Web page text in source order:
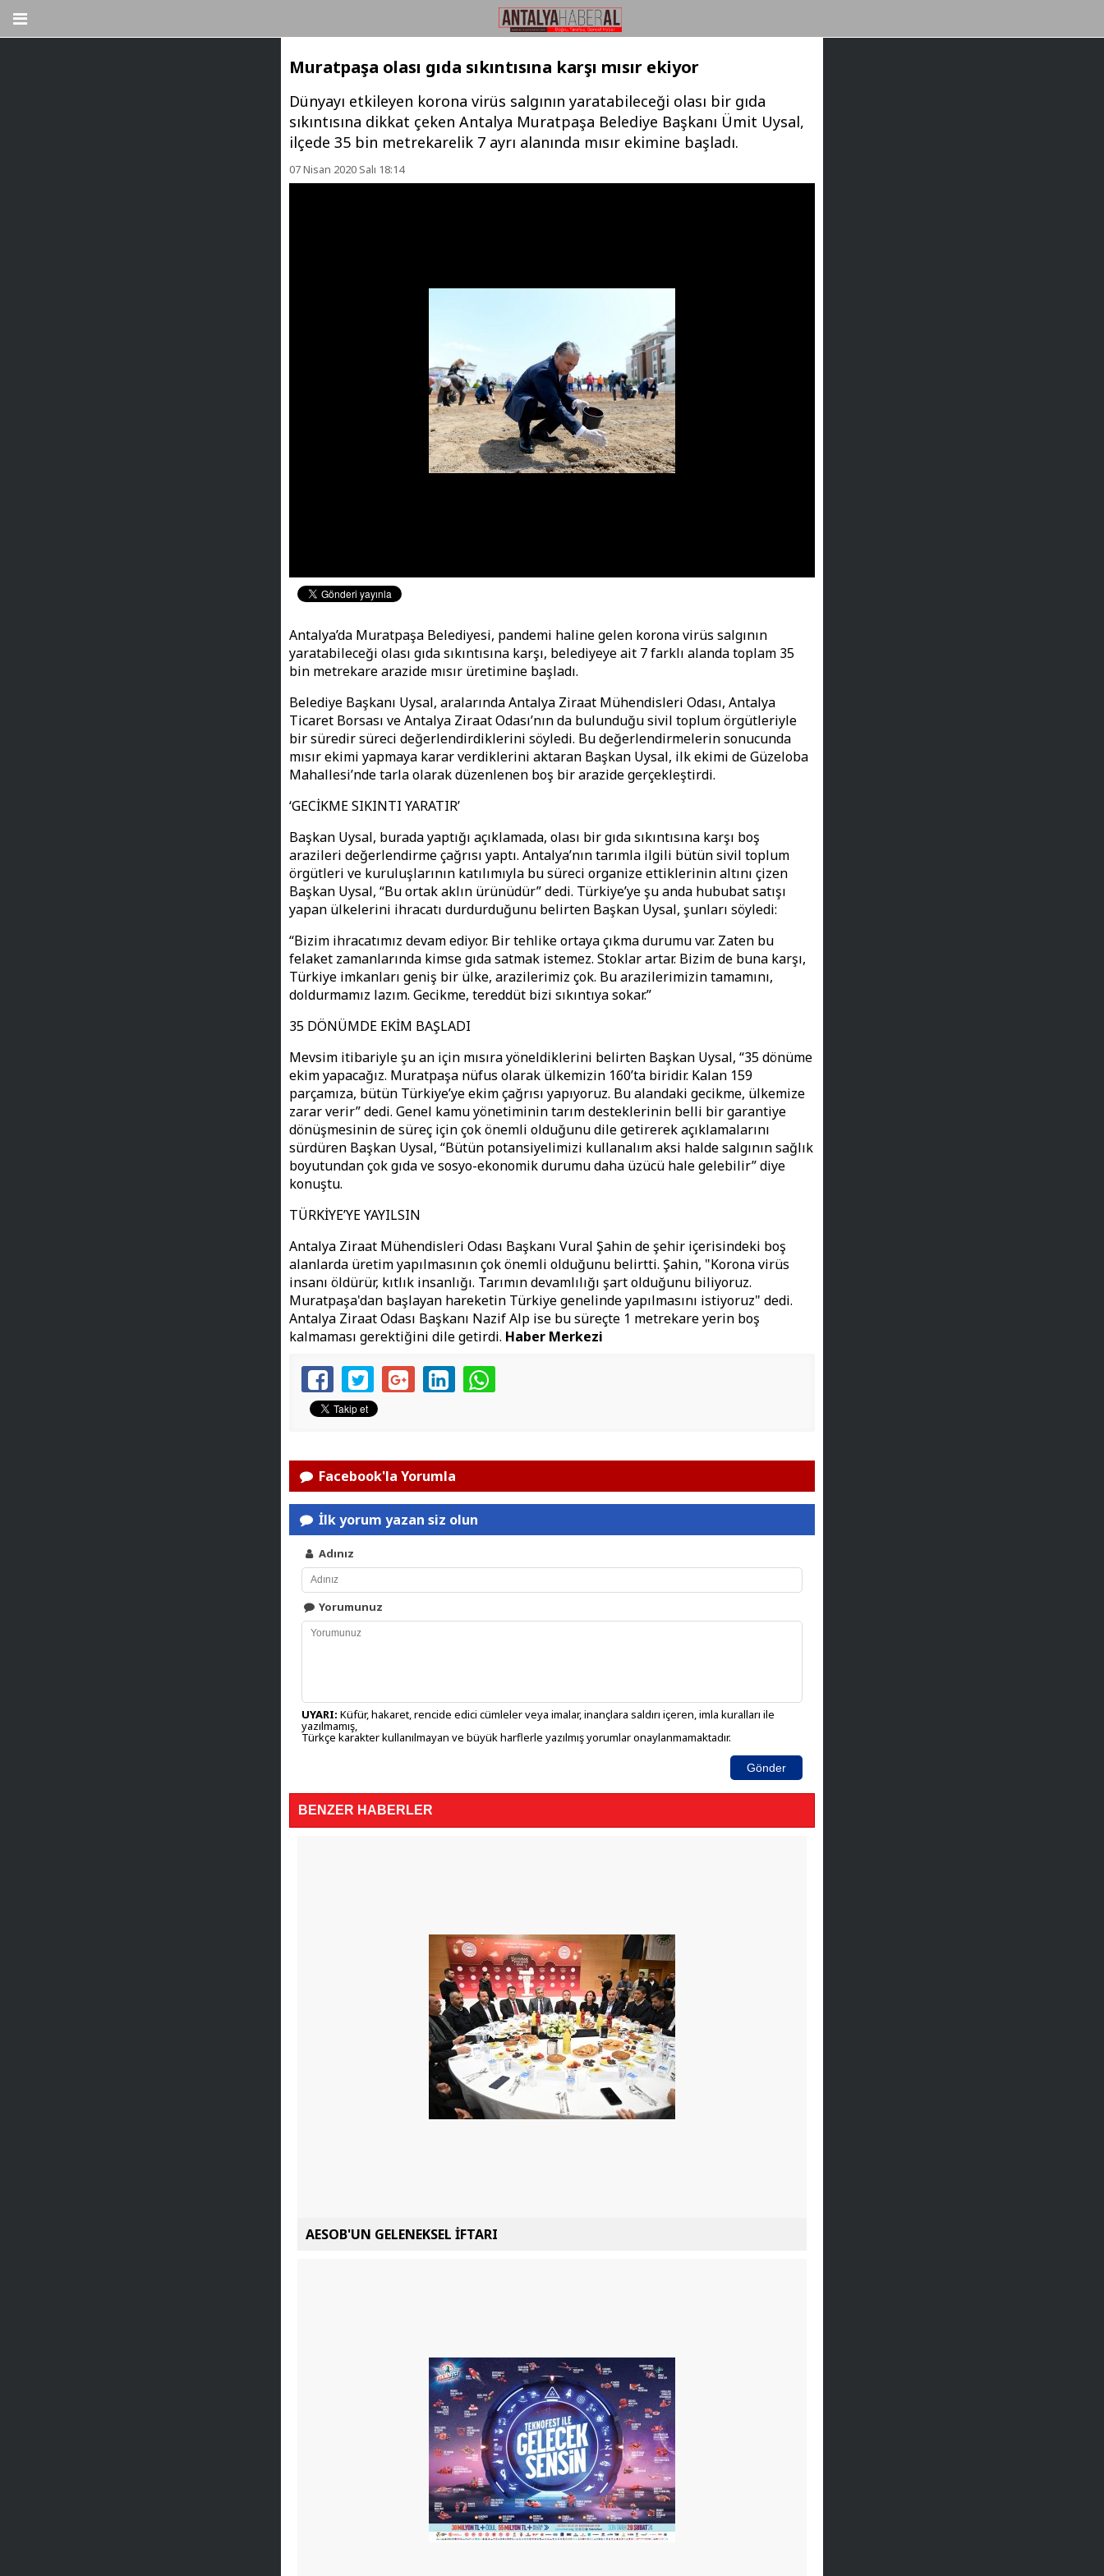
Muratpaşa olası gıda sıkıntısına karşı mısır ekiyor
Dünyayı etkileyen korona virüs salgının yaratabileceği olası bir gıda
sıkıntısına dikkat çeken Antalya Muratpaşa Belediye Başkanı Ümit Uysal,
ilçede 35 bin metrekarelik 7 ayrı alanında mısır ekimine başladı.
07 Nisan 2020 Salı 18:14
Antalya’da Muratpaşa Belediyesi, pandemi haline gelen korona virüs salgının
yaratabileceği olası gıda sıkıntısına karşı, belediyeye ait 7 farklı alanda toplam 35
bin metrekare arazide mısır üretimine başladı.
Belediye Başkanı Uysal, aralarında Antalya Ziraat Mühendisleri Odası, Antalya
Ticaret Borsası ve Antalya Ziraat Odası’nın da bulunduğu sivil toplum örgütleriyle
bir süredir süreci değerlendirdiklerini söyledi. Bu değerlendirmelerin sonucunda
mısır ekimi yapmaya karar verdiklerini aktaran Başkan Uysal, ilk ekimi de Güzeloba
Mahallesi’nde tarla olarak düzenlenen boş bir arazide gerçekleştirdi.
‘GECİKME SIKINTI YARATIR’
Başkan Uysal, burada yaptığı açıklamada, olası bir gıda sıkıntısına karşı boş
arazileri değerlendirme çağrısı yaptı. Antalya’nın tarımla ilgili bütün sivil toplum
örgütleri ve kuruluşlarının katılımıyla bu süreci organize ettiklerinin altını çizen
Başkan Uysal, “Bu ortak aklın ürünüdür” dedi. Türkiye’ye şu anda hububat satışı
yapan ülkelerini ihracatı durdurduğunu belirten Başkan Uysal, şunları söyledi:
“Bizim ihracatımız devam ediyor. Bir tehlike ortaya çıkma durumu var. Zaten bu
felaket zamanlarında kimse gıda satmak istemez. Stoklar artar. Bizim de buna karşı,
Türkiye imkanları geniş bir ülke, arazilerimiz çok. Bu arazilerimizin tamamını,
doldurmamız lazım. Gecikme, tereddüt bizi sıkıntıya sokar.”
35 DÖNÜMDE EKİM BAŞLADI
Mevsim itibariyle şu an için mısıra yöneldiklerini belirten Başkan Uysal, “35 dönüme
ekim yapacağız. Muratpaşa nüfus olarak ülkemizin 160’ta biridir. Kalan 159
parçamıza, bütün Türkiye’ye ekim çağrısı yapıyoruz. Bu alandaki gecikme, ülkemize
zarar verir” dedi. Genel kamu yönetiminin tarım desteklerinin belli bir garantiye
dönüşmesinin de süreç için çok önemli olduğunu dile getirerek açıklamalarını
sürdüren Başkan Uysal, “Bütün potansiyelimizi kullanalım aksi halde salgının sağlık
boyutundan çok gıda ve sosyo-ekonomik durumu daha üzücü hale gelebilir” diye
konuştu.
TÜRKİYE’YE YAYILSIN
Antalya Ziraat Mühendisleri Odası Başkanı Vural Şahin de şehir içerisindeki boş
alanlarda üretim yapılmasının çok önemli olduğunu belirtti. Şahin, "Korona virüs
insanı öldürür, kıtlık insanlığı. Tarımın devamlılığı şart olduğunu biliyoruz.
Muratpaşa'dan başlayan hareketin Türkiye genelinde yapılmasını istiyoruz" dedi.
Antalya Ziraat Odası Başkanı Nazif Alp ise bu süreçte 1 metrekare yerin boş
kalmaması gerektiğini dile getirdi. Haber Merkezi
Facebook'la Yorumla
İlk yorum yazan siz olun
Adınız
Yorumunuz
UYARI: Küfür, hakaret, rencide edici cümleler veya imalar, inançlara saldırı içeren, imla kuralları ile
yazılmamış,
Türkçe karakter kullanılmayan ve büyük harflerle yazılmış yorumlar onaylanmamaktadır.
Gönder
BENZER HABERLER
AESOB'UN GELENEKSEL İFTARI